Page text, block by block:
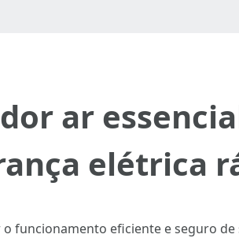
ar
elétrica
funcionamento eficiente e seguro